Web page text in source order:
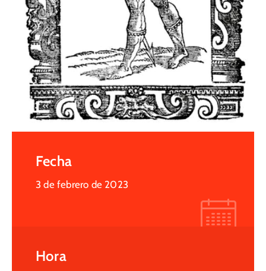
Fecha
3 de febrero de 2023
Hora